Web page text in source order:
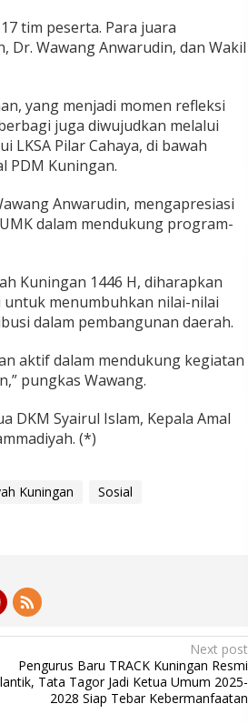
tim peserta. Para juara
Dr. Wawang Anwarudin, dan Wakil
yang menjadi momen refleksi
juga diwujudkan melalui
LKSA Pilar Cahaya, di bawah
PDM Kuningan.
Anwarudin, mengapresiasi
dalam mendukung program-
Kuningan 1446 H, diharapkan
menumbuhkan nilai-nilai
dalam pembangunan daerah.
aktif dalam mendukung kegiatan
pungkas Wawang.
DKM Syairul Islam, Kepala Amal
(*)
Kuningan
Sosial
Next post
Pengurus Baru TRACK Kuningan Resmi
Tata Tagor Jadi Ketua Umum 2025-
2028 Siap Tebar Kebermanfaatan